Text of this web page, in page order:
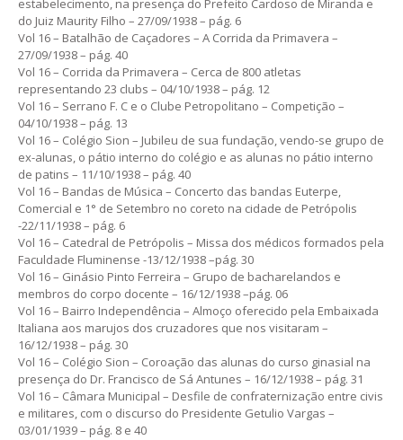
estabelecimento, na presença do Prefeito Cardoso de Miranda e
do Juiz Maurity Filho – 27/09/1938 – pág. 6
Vol 16 – Batalhão de Caçadores – A Corrida da Primavera –
27/09/1938 – pág. 40
Vol 16 – Corrida da Primavera – Cerca de 800 atletas
representando 23 clubs – 04/10/1938 – pág. 12
Vol 16 – Serrano F. C e o Clube Petropolitano – Competição –
04/10/1938 – pág. 13
Vol 16 – Colégio Sion – Jubileu de sua fundação, vendo-se grupo de
ex-alunas, o pátio interno do colégio e as alunas no pátio interno
de patins – 11/10/1938 – pág. 40
Vol 16 – Bandas de Música – Concerto das bandas Euterpe,
Comercial e 1° de Setembro no coreto na cidade de Petrópolis
-22/11/1938 – pág. 6
Vol 16 – Catedral de Petrópolis – Missa dos médicos formados pela
Faculdade Fluminense -13/12/1938 –pág. 30
Vol 16 – Ginásio Pinto Ferreira – Grupo de bacharelandos e
membros do corpo docente – 16/12/1938 –pág. 06
Vol 16 – Bairro Independência – Almoço oferecido pela Embaixada
Italiana aos marujos dos cruzadores que nos visitaram –
16/12/1938 – pág. 30
Vol 16 – Colégio Sion – Coroação das alunas do curso ginasial na
presença do Dr. Francisco de Sá Antunes – 16/12/1938 – pág. 31
Vol 16 – Câmara Municipal – Desfile de confraternização entre civis
e militares, com o discurso do Presidente Getulio Vargas –
03/01/1939 – pág. 8 e 40